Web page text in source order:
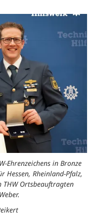
Ehrenzeichens in Bronze
Hessen, Rheinland-Pfalz,
THW Ortsbeauftragten